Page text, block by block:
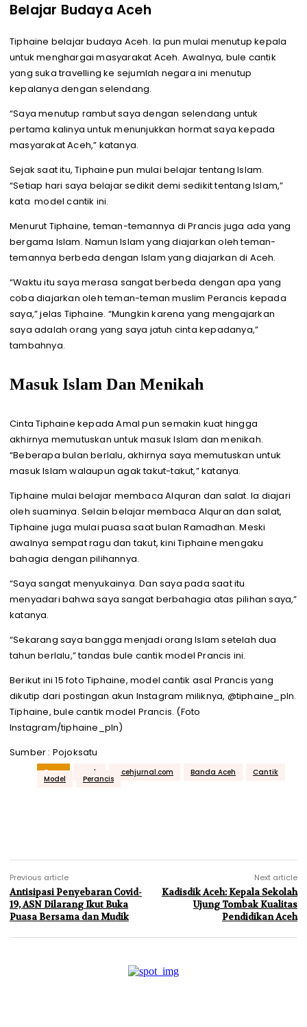
Belajar Budaya Aceh
Tiphaine belajar budaya Aceh. Ia pun mulai menutup kepala
untuk menghargai masyarakat Aceh. Awalnya, bule cantik
yang suka travelling ke sejumlah negara ini menutup
kepalanya dengan selendang.
“Saya menutup rambut saya dengan selendang untuk
pertama kalinya untuk menunjukkan hormat saya kepada
masyarakat Aceh,” katanya.
Sejak saat itu, Tiphaine pun mulai belajar tentang Islam.
“Setiap hari saya belajar sedikit demi sedikit tentang Islam,”
kata model cantik ini.
Menurut Tiphaine, teman-temannya di Prancis juga ada yang
bergama Islam. Namun Islam yang diajarkan oleh teman-
temannya berbeda dengan Islam yang diajarkan di Aceh.
“Waktu itu saya merasa sangat berbeda dengan apa yang
coba diajarkan oleh teman-teman muslim Perancis kepada
saya,” jelas Tiphaine. “Mungkin karena yang mengajarkan
saya adalah orang yang saya jatuh cinta kepadanya,”
tambahnya.
Masuk Islam Dan Menikah
Cinta Tiphaine kepada Amal pun semakin kuat hingga
akhirnya memutuskan untuk masuk Islam dan menikah.
“Beberapa bulan berlalu, akhirnya saya memutuskan untuk
masuk Islam walaupun agak takut-takut,” katanya.
Tiphaine mulai belajar membaca Alquran dan salat. Ia diajari
oleh suaminya. Selain belajar membaca Alquran dan salat,
Tiphaine juga mulai puasa saat bulan Ramadhan. Meski
awalnya sempat ragu dan takut, kini Tiphaine mengaku
bahagia dengan pilihannya.
“Saya sangat menyukainya. Dan saya pada saat itu
menyadari bahwa saya sangat berbahagia atas pilihan saya,”
katanya.
“Sekarang saya bangga menjadi orang Islam setelah dua
tahun berlalu,” tandas bule cantik model Prancis ini.
Berikut ini 15 foto Tiphaine, model cantik asal Prancis yang
dikutip dari postingan akun Instagram miliknya, @tiphaine_pln.
Tiphaine, bule cantik model Prancis. (Foto
Instagram/tiphaine_pln)
Sumber : Pojoksatu
Tags aceh acehjurnal.com Banda Aceh Cantik
Model Perancis
Previous article
Antisipasi Penyebaran Covid-
19, ASN Dilarang Ikut Buka
Puasa Bersama dan Mudik
Next article
Kadisdik Aceh: Kepala Sekolah
Ujung Tombak Kualitas
Pendidikan Aceh